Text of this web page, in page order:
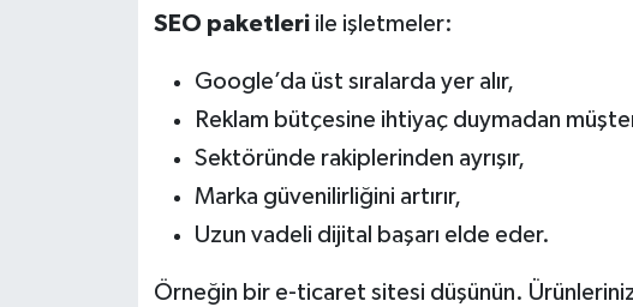
SEO paketleriile işletmeler:
Google’da üst sıralarda yer alır,
Reklam bütçesine ihtiyaç duymadan
Sektöründe rakiplerinden ayrışır,
Marka güvenilirliğini artırır,
Uzun vadeli dijital başarı elde eder.
Örneğin bir e-ticaret sitesi düşünün.